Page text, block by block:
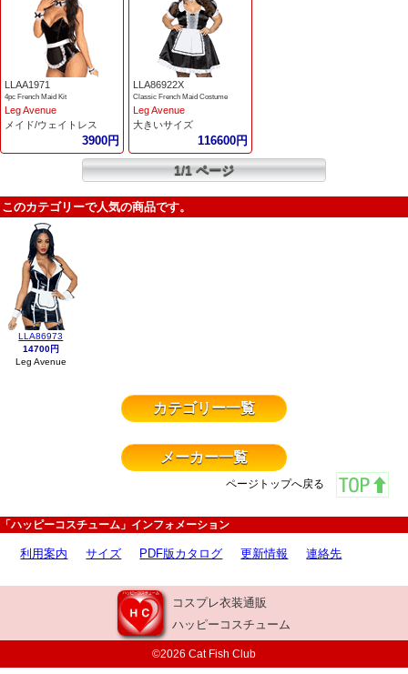
LLAA1971
4pc French Maid Kit
Leg Avenue
メイド/ウェイトレス
3900円
LLA86922X
Classic French Maid Costume
Leg Avenue
大きいサイズ
116600円
1/1 ページ
このカテゴリーで人気の商品です。
LLA86973
14700円
Leg Avenue
カテゴリー一覧
メーカー一覧
ページトップへ戻る
「ハッピーコスチューム」インフォメーション
利用案内 サイズ PDF版カタログ 更新情報 連絡先
コスプレ衣装通販
ハッピーコスチューム
©2026 Cat Fish Club